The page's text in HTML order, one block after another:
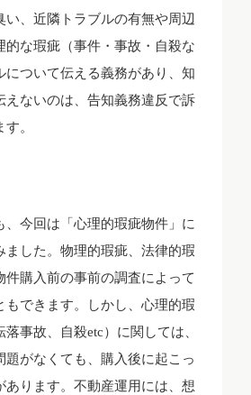
い、近隣トラブルの有無や周辺
的な瑕疵（事件・事故・自殺な
について伝える義務があり、知
えないのは、告知義務違反で訴
。
、今回は「心理的瑕疵物件」に
ました。物理的瑕疵、法律的瑕
件購入前の事前の調査によって
もできます。しかし、心理的瑕
事故、自殺etc）に関しては、
題がなくても、購入後に起こっ
あります。不動産運用には、想